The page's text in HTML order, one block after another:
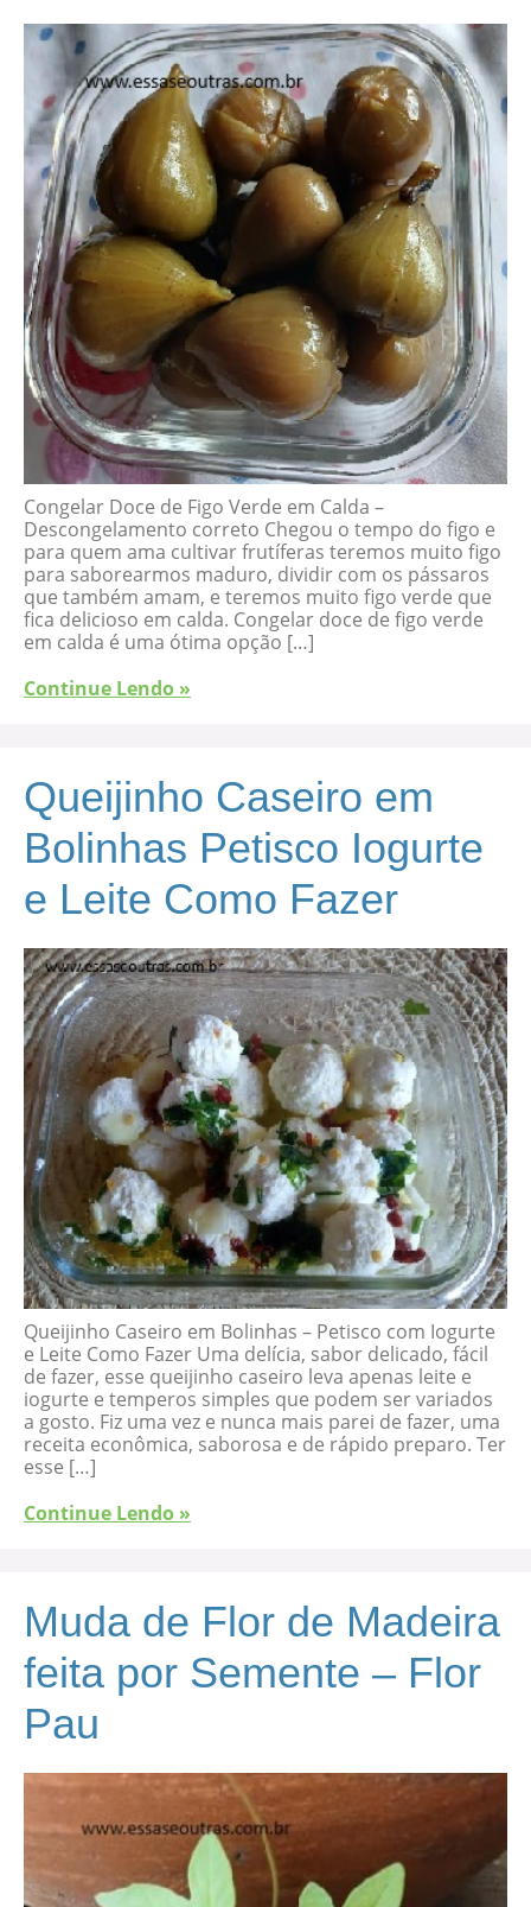
Congelar Doce de Figo Verde em Calda –
Descongelamento correto Chegou o tempo do figo e
para quem ama cultivar frutíferas teremos muito figo
para saborearmos maduro, dividir com os pássaros
que também amam, e teremos muito figo verde que
fica delicioso em calda. Congelar doce de figo verde
em calda é uma ótima opção […]
Continue Lendo »
Queijinho Caseiro em
Bolinhas Petisco Iogurte
e Leite Como Fazer
Queijinho Caseiro em Bolinhas – Petisco com Iogurte
e Leite Como Fazer Uma delícia, sabor delicado, fácil
de fazer, esse queijinho caseiro leva apenas leite e
iogurte e temperos simples que podem ser variados
a gosto. Fiz uma vez e nunca mais parei de fazer, uma
receita econômica, saborosa e de rápido preparo. Ter
esse […]
Continue Lendo »
Muda de Flor de Madeira
feita por Semente – Flor
Pau